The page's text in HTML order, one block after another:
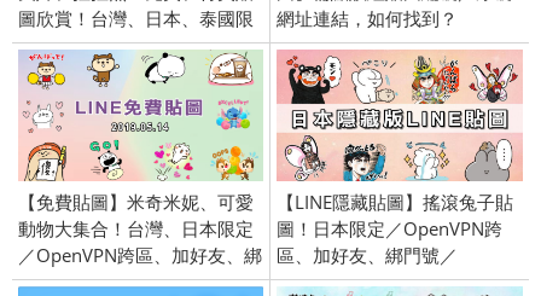
圖欣賞！台灣、日本、泰國限
定／openVPN跨區／
2016/8/25
網址連結，如何找到？
(iOS/Android教學)
【免費貼圖】米奇米妮、可愛
動物大集合！台灣、日本限定
／OpenVPN跨區、加好友、綁
門號／2019/05/14
【LINE隱藏貼圖】搖滾兔子貼
圖！日本限定／OpenVPN跨
區、加好友、綁門號／
2023/11/29